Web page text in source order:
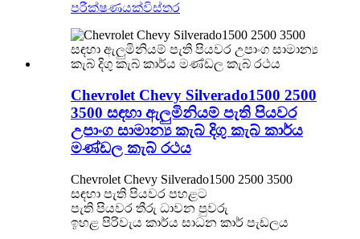
පරීක්ෂණයක්විස්තර
Chevrolet Chevy Silverado1500 2500
3500 සඳහා ඇලුමිනියම් පැති පියවර
උපාංග සාමාන්‍ය කැබ් දිගු කැබ් කාර්ය
මණ්ඩල කැබ් රථය
Chevrolet Chevy Silverado1500 2500 3500
සඳහා පැති පියවර පහළට
පැති පියවර තීරු ධාවන පුවරු
ඉහළ පිරිවැය කාර්ය සාධන කාර් පැඩලය